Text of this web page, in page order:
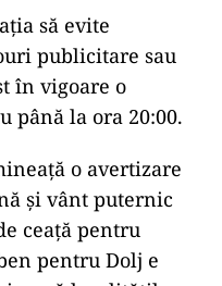
să evite
publicitare sau
în vigoare o
până la ora 20:00.
o avertizare
și vânt puternic
ceață pentru
pentru Dolj e